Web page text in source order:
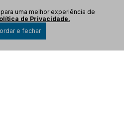
para uma melhor experiência de
de Privacidade.
e fechar